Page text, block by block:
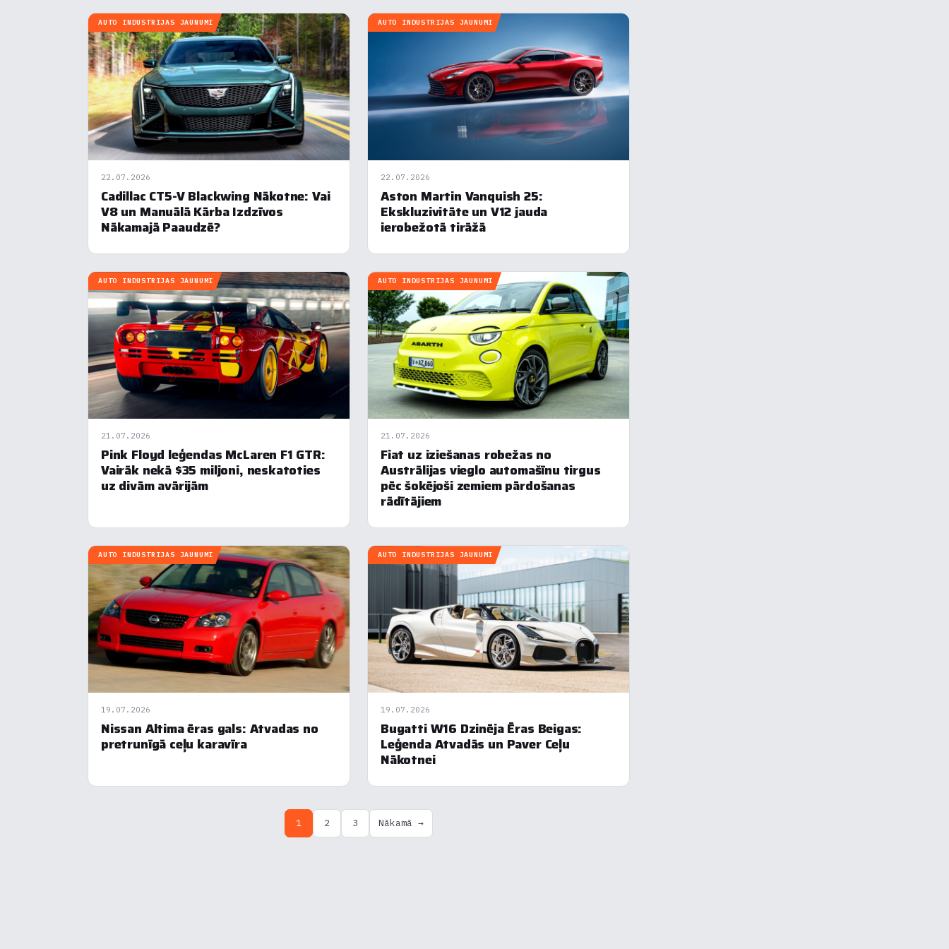
AUTO INDUSTRIJAS JAUNUMI
22.07.2026
Cadillac CT5-V Blackwing Nākotne: Vai
V8 un Manuālā Kārba Izdzīvos
Nākamajā Paaudzē?
AUTO INDUSTRIJAS JAUNUMI
22.07.2026
Aston Martin Vanquish 25:
Ekskluzivitāte un V12 jauda
ierobežotā tirāžā
AUTO INDUSTRIJAS JAUNUMI
21.07.2026
Pink Floyd leģendas McLaren F1 GTR:
Vairāk nekā $35 miljoni, neskatoties
uz divām avārijām
AUTO INDUSTRIJAS JAUNUMI
21.07.2026
Fiat uz iziešanas robežas no
Austrālijas vieglo automašīnu tirgus
pēc šokējoši zemiem pārdošanas
rādītājiem
AUTO INDUSTRIJAS JAUNUMI
19.07.2026
Nissan Altima ēras gals: Atvadas no
pretrunīgā ceļu karavīra
AUTO INDUSTRIJAS JAUNUMI
19.07.2026
Bugatti W16 Dzinēja Ēras Beigas:
Leģenda Atvadās un Paver Ceļu
Nākotnei
1 2 3 Nākamā →